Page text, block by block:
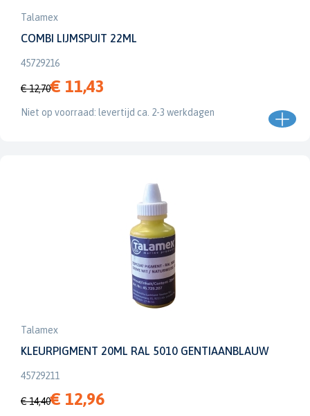
Talamex
COMBI LIJMSPUIT 22ML
45729216
€ 12,70€ 11,43
Niet op voorraad: levertijd ca. 2-3 werkdagen
Talamex
KLEURPIGMENT 20ML RAL 5010 GENTIAANBLAUW
45729211
€ 14,40€ 12,96